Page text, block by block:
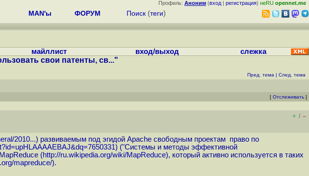
Профиль: Аноним (вход | регистрация) неRU opennet.me
MAN'ы ФОРУМ Поиск (теги)
майллист вход/выход слежка
свои патенты, св..."
Пред. тема | След. тема
[ Отслеживать ]
+ / –
2010...) развиваемым под эгидой Apache свободным проектам право по
) ("Системы и методы эффективной
(http://ru.wikipedia.org/wiki/MapReduce), который активно используется в таких
mapreduce/).